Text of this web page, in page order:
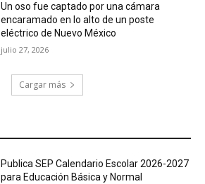
Un oso fue captado por una cámara
encaramado en lo alto de un poste
eléctrico de Nuevo México
julio 27, 2026
Cargar más
Publica SEP Calendario Escolar 2026-2027
para Educación Básica y Normal